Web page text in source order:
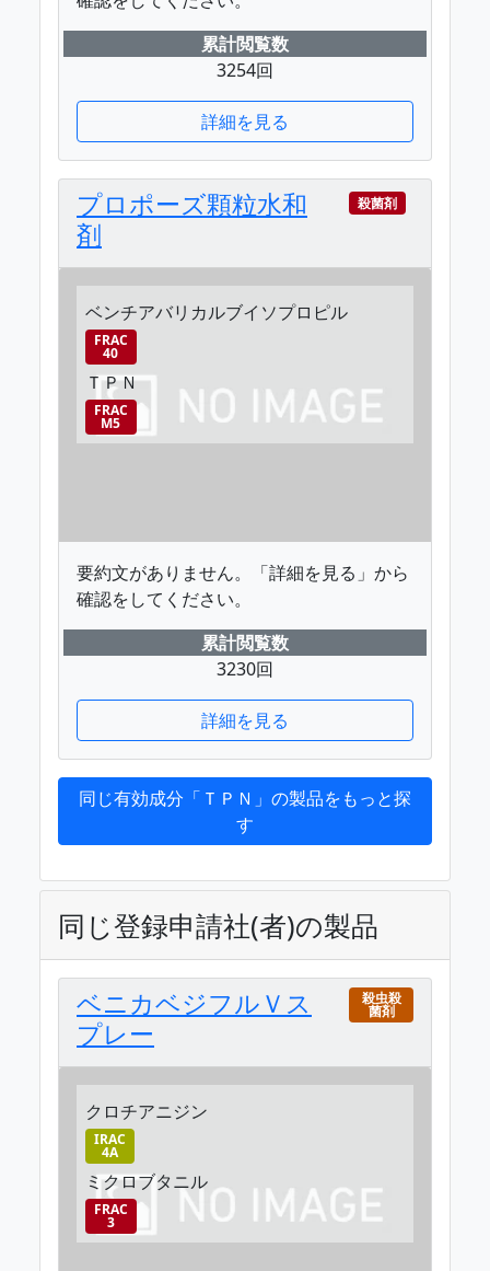
累計閲覧数
3254回
詳細を見る
プロポーズ顆粒水和
剤
殺菌剤
ベンチアバリカルブイソプロピル
FRAC
40
ＴＰＮ
FRAC
M5
要約文がありません。「詳細を見る」から
確認をしてください。
累計閲覧数
3230回
詳細を見る
同じ有効成分「ＴＰＮ」の製品をもっと探
す
同じ登録申請社(者)の製品
ベニカベジフルＶス
プレー
殺虫殺
菌剤
クロチアニジン
IRAC
4A
ミクロブタニル
FRAC
3